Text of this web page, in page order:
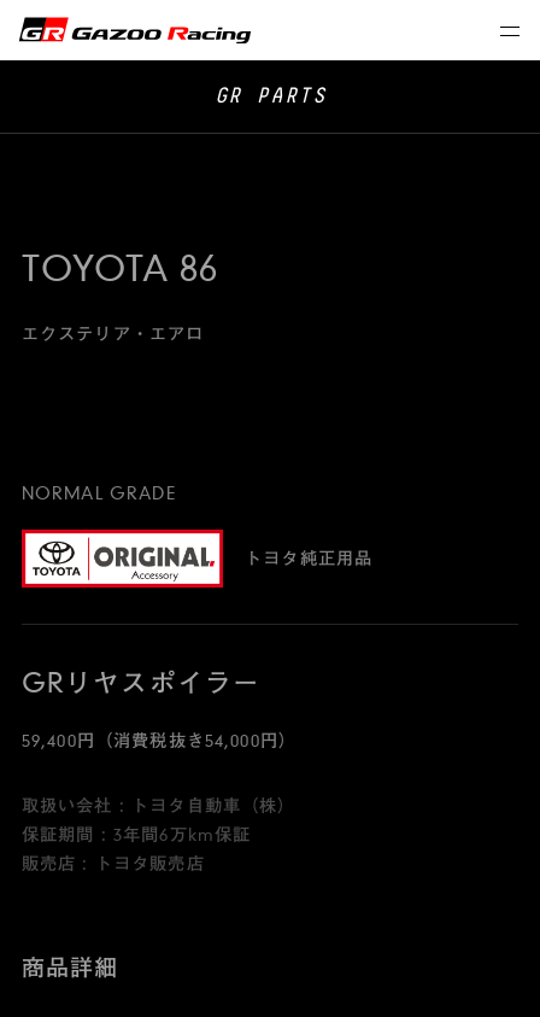
GR PARTS
TOYOTA 86
エクステリア・エアロ
NORMAL GRADE
トヨタ純正用品
GRリヤスポイラー
59,400円（消費税抜き54,000円）
取扱い会社 : トヨタ自動車（株）
保証期間 : 3年間6万km保証
販売店 : トヨタ販売店
商品詳細